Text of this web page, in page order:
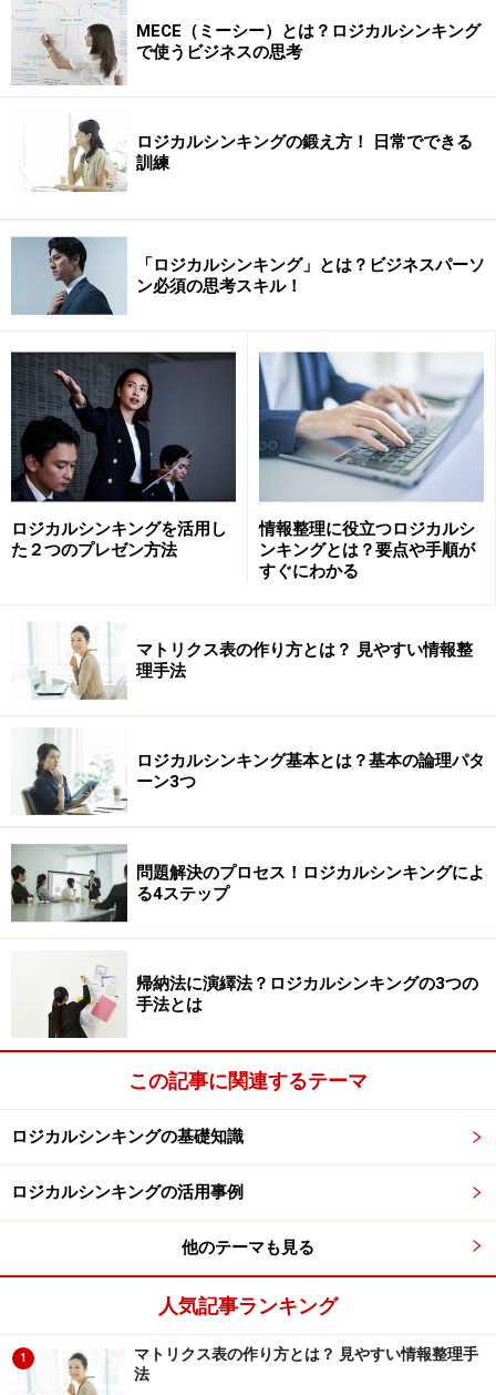
D（Detail）= 詳細
S（Summry）= 再度まとめ
最初に、これから伝えたいことの概要や目次について説
明します。次に各部分の詳細を順番に離していきます。
そして最後にもう一度、まとめを行います。例を挙げる
と、
■概要
本講演では、サラリーマンの皆様にもできる節税につい
てお話しします。サラリーマンの皆様は税金が返ってこ
ないと思っている方もいますが、そうではないことを理
解していただきます。実際に確定申告のやり方に触れ、
税金の還付を受け取るようになれる。それがこのセミナ
ーのゴールです。
■詳細
では、順番に、まず、確定申告とはなにか？ についてか
■まとめ
ということで、医療費などの控除、住宅ローン、寄付控
除など活用して、税金の還付を受ける方法について学び
ました。
結論から話すPREP法
PREP法とは、結論、理由、事例で話すもので、ロジカ
ー」に沿ったトップダウンの話法です。
P（Point）＝ 結論
R（Reason）＝ 理由
E（Example）＝ 具体例、データ
P（Point）＝ 再度結論
特徴は、最初に結論を話すことです。例えば、
MECE（ミーシー）とは？ロジカルシンキング
で使うビジネスの思考
ロジカルシンキングの鍛え方！ 日常でできる
訓練
「ロジカルシンキング」とは？ビジネスパーソ
ン必須の思考スキル！
ロジカルシンキングを活用し
た２つのプレゼン方法
情報整理に役立つロジカルシ
ンキングとは？要点や手順が
すぐにわかる
マトリクス表の作り方とは？ 見やすい情報整
理手法
ロジカルシンキング基本とは？基本の論理パタ
ーン3つ
問題解決のプロセス！ロジカルシンキングによ
る4ステップ
帰納法に演繹法？ロジカルシンキングの3つの
手法とは
この記事に関連するテーマ
ロジカルシンキングの基礎知識
ロジカルシンキングの活用事例
他のテーマも見る
人気記事ランキング
1
マトリクス表の作り方とは？ 見やすい情報整理手
法